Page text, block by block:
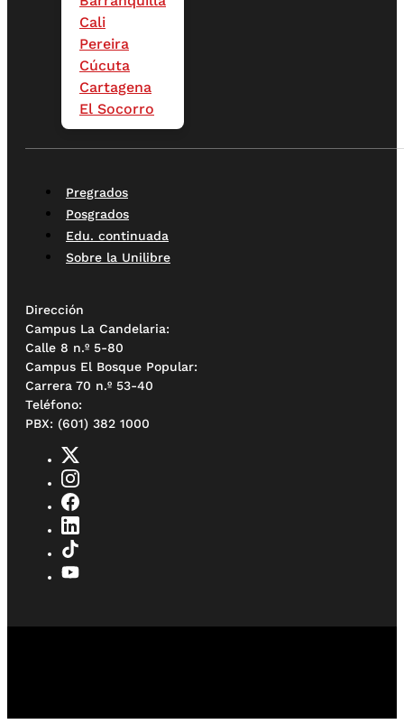
Cali
Pereira
Cúcuta
Cartagena
El Socorro
Pregrados
Posgrados
Edu. continuada
Sobre la Unilibre
Dirección
Campus La Candelaria:
Calle 8 n.º 5-80
Campus El Bosque Popular:
Carrera 70 n.º 53-40
Teléfono:
PBX: (601) 382 1000